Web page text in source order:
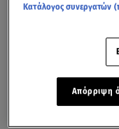
Κατάλογος συνεργατών
Απόρριψη